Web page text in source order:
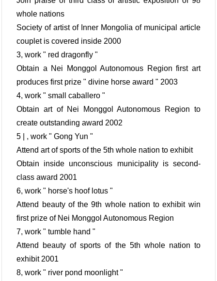
whole nations
Society of artist of Inner Mongolia of municipal article
couplet is covered inside 2000
3, work " red dragonfly "
Obtain a Nei Monggol Autonomous Region first art
produces first prize " divine horse award " 2003
4, work " small caballero "
Obtain art of Nei Monggol Autonomous Region to
create outstanding award 2002
5 | , work " Gong Yun "
Attend art of sports of the 5th whole nation to exhibit
Obtain inside unconscious municipality is second-
class award 2001
6, work " horse's hoof lotus "
Attend beauty of the 9th whole nation to exhibit win
first prize of Nei Monggol Autonomous Region
7, work " tumble hand "
Attend beauty of sports of the 5th whole nation to
exhibit 2001
8, work " river pond moonlight "